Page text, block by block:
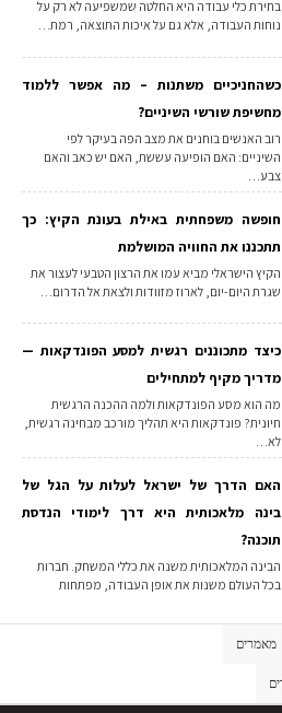
בחירת כלי עבודה היא החלטה שמשפיעה לא רק על
נוחות העבודה, אלא גם על איכות התוצאה, רמת…
כשהחניכיים משתנות – מה אפשר ללמוד
מחשיפת שורשי השיניים?
רוב האנשים בוחנים את מצב הפה בעיקר לפי
השיניים: האם הופיעה עששת, האם יש כאב והאם
צבע…
חופשה משפחתית באילת בעונת הקיץ: כך
תתכננו את החוויה המושלמת
הקיץ הישראלי מביא עמו את הרצון הטבעי לעצור את
שגרת היום-יום, לארוז מזוודות ולצאת אל הדרום…
כיצד מתכוננים רגשית למסע הפונדקאות —
מדריך מקיף למתחילים
מה הוא מסע הפונדקאות ולמה ההכנה הרגשית
חיונית? פונדקאות היא תהליך מורכב מבחינה רגשית,
לא…
האם הדרך של ישראל לעלות על הגל של
בינה מלאכותית היא דרך לימודי הנדסת
תוכנה?
הבינה המלאכותית משנה את כללי המשחק. חברות
בכל העולם משנות את אופן העבודה, מפתחות
מאמרים